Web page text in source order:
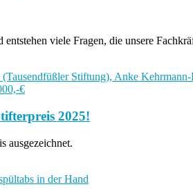
viele Fragen, die unsere
2025!
ausgezeichnet.